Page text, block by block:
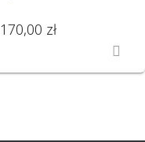
170,00 zł